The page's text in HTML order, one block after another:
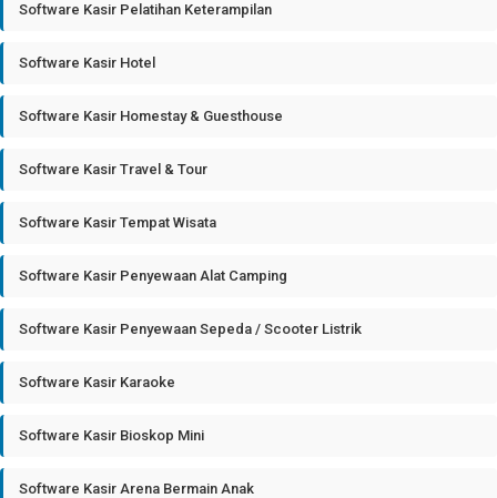
Software Kasir Pelatihan Keterampilan
Software Kasir Hotel
Software Kasir Homestay & Guesthouse
Software Kasir Travel & Tour
Software Kasir Tempat Wisata
Software Kasir Penyewaan Alat Camping
Software Kasir Penyewaan Sepeda / Scooter Listrik
Software Kasir Karaoke
Software Kasir Bioskop Mini
Software Kasir Arena Bermain Anak